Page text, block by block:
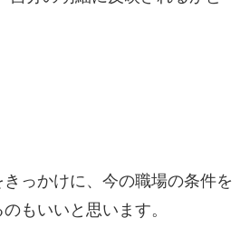
っかけに、今の職場の条件を
もいいと思います。